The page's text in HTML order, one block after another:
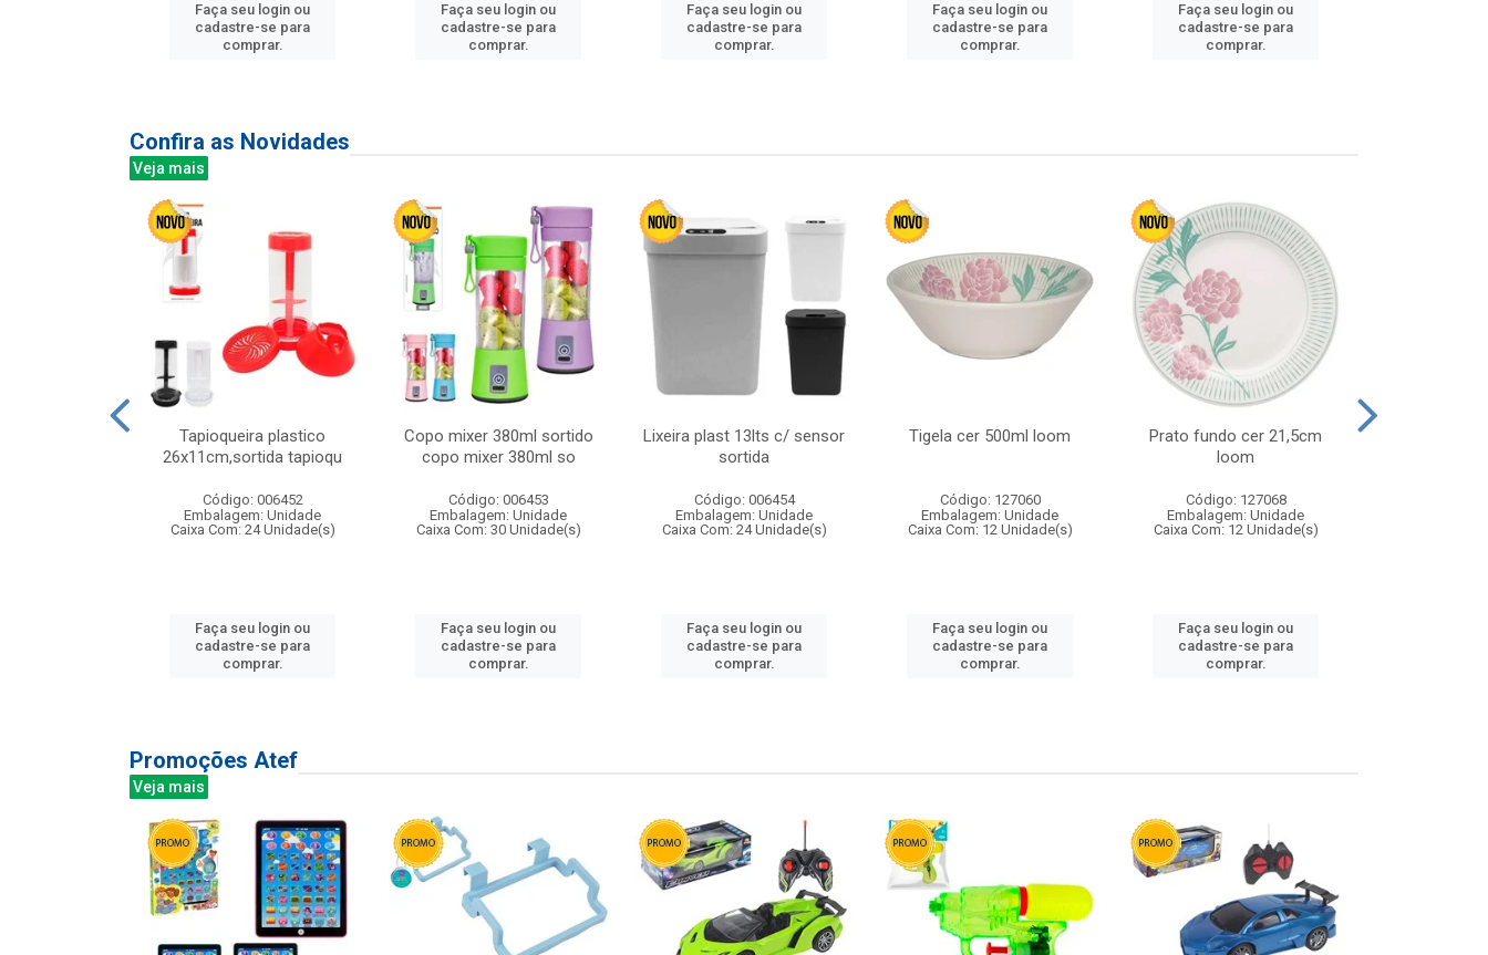
Faça seu login ou
cadastre-se para
comprar.
Faça seu login ou
cadastre-se para
comprar.
Faça seu login ou
cadastre-se para
comprar.
Faça seu login ou
cadastre-se para
comprar.
Faça seu login ou
cadastre-se para
comprar.
Confira as Novidades
Veja mais
Tapioqueira plastico
26x11cm,sortida tapioqu
Código: 006452
Embalagem: Unidade
Caixa Com: 24 Unidade(s)
Faça seu login ou
cadastre-se para
comprar.
Copo mixer 380ml sortido
copo mixer 380ml so
Código: 006453
Embalagem: Unidade
Caixa Com: 30 Unidade(s)
Faça seu login ou
cadastre-se para
comprar.
Lixeira plast 13lts c/ sensor
sortida
Código: 006454
Embalagem: Unidade
Caixa Com: 24 Unidade(s)
Faça seu login ou
cadastre-se para
comprar.
Tigela cer 500ml loom
Código: 127060
Embalagem: Unidade
Caixa Com: 12 Unidade(s)
Faça seu login ou
cadastre-se para
comprar.
Prato fundo cer 21,5cm
loom
Código: 127068
Embalagem: Unidade
Caixa Com: 12 Unidade(s)
Faça seu login ou
cadastre-se para
comprar.
Promoções Atef
Veja mais